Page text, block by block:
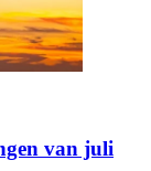
van juli